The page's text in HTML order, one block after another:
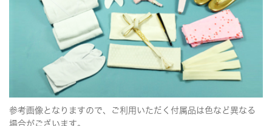
参考画像となりますので、ご利用いただく付属品は色など異なる
場合がございます。